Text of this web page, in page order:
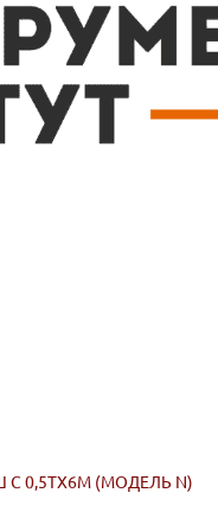
C 0,5ТХ6М (МОДЕЛЬ N)